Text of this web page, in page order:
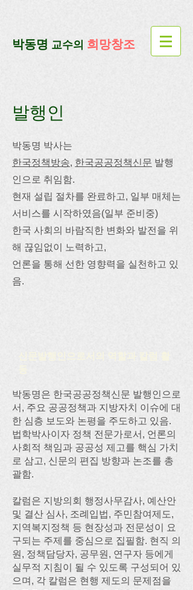
​박동명 교수의 희망창조
​발행인
박동명 박사는
한국정책방송, 한국공공정책신문 발행
인으로 취임함.
현재 설립 절차를 완료하고, 일부 매체는
서비스를 시작하였음(일부 준비중)
한국 사회의 바람직한 변화와 발전을 위
해 끊임없이 노력하고,
언론을 통해 선한 영향력을 실천하고 있
음.
박동명은 한국공공정책신문 발행인으로
서, 주요 공공정책과 지방자치 이슈에 대
한 심층 보도와 논평을 주도하고 있음.
법학박사이자 정책 전문가로서, 언론의
사회적 책임과 공공성 제고를 핵심 가치
로 삼고, 신문의 편집 방향과 논조를 총
괄함.
칼럼은 지방의회 행정사무감사, 예산안
및 결산 심사, 조례입법, 주민참여제도,
지역복지정책 등 현장성과 전문성이 요
구되는 주제를 중심으로 집필함. 현직 의
원, 정책담당자, 공무원, 연구자 등에게
실무적 지침이 될 수 있도록 구성되어 있
으며, 각 칼럼은 현행 제도의 문제점을